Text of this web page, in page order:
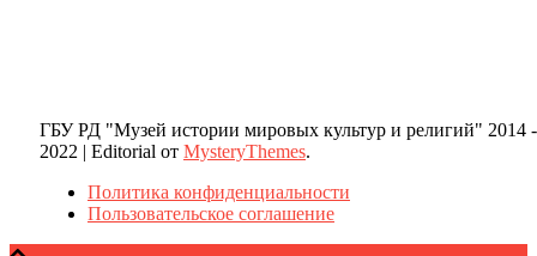
ГБУ РД "Музей истории мировых культур и религий" 2014 -
2022 | Editorial от MysteryThemes.
Политика конфиденциальности
Пользовательское соглашение